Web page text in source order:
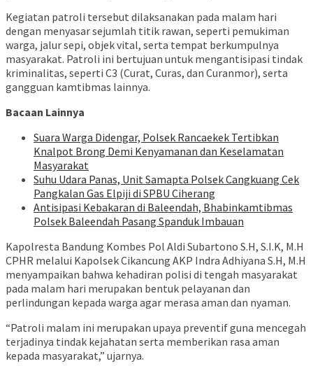
Kegiatan patroli tersebut dilaksanakan pada malam hari
dengan menyasar sejumlah titik rawan, seperti pemukiman
warga, jalur sepi, objek vital, serta tempat berkumpulnya
masyarakat. Patroli ini bertujuan untuk mengantisipasi tindak
kriminalitas, seperti C3 (Curat, Curas, dan Curanmor), serta
gangguan kamtibmas lainnya.
Bacaan Lainnya
Suara Warga Didengar, Polsek Rancaekek Tertibkan
Knalpot Brong Demi Kenyamanan dan Keselamatan
Masyarakat
Suhu Udara Panas, Unit Samapta Polsek Cangkuang Cek
Pangkalan Gas Elpiji di SPBU Ciherang
Antisipasi Kebakaran di Baleendah, Bhabinkamtibmas
Polsek Baleendah Pasang Spanduk Imbauan
Kapolresta Bandung Kombes Pol Aldi Subartono S.H, S.I.K, M.H
CPHR melalui Kapolsek Cikancung AKP Indra Adhiyana S.H, M.H
menyampaikan bahwa kehadiran polisi di tengah masyarakat
pada malam hari merupakan bentuk pelayanan dan
perlindungan kepada warga agar merasa aman dan nyaman.
“Patroli malam ini merupakan upaya preventif guna mencegah
terjadinya tindak kejahatan serta memberikan rasa aman
kepada masyarakat,” ujarnya.